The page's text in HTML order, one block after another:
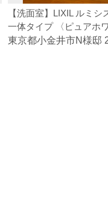
【洗面室】LIXIL ルミ
一体タイプ 〈ピュアホワ
東京都小金井市N様邸